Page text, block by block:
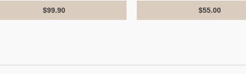
$99.90 $55.00